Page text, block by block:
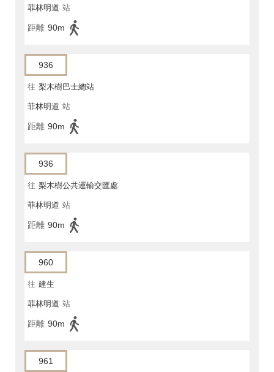
菲林明道 站
距離 90m
936
往 梨木樹巴士總站
菲林明道 站
距離 90m
936
往 梨木樹公共運輸交匯處
菲林明道 站
距離 90m
960
往 建生
菲林明道 站
距離 90m
961